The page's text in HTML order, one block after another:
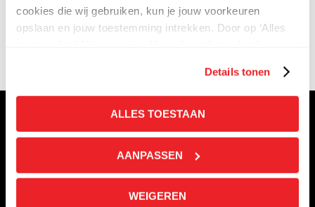
cookies die wij gebruiken, kun je jouw voorkeuren
opslaan en jouw toestemming intrekken. Door op ‘Alles
Details tonen
ALLES TOESTAAN
AANPASSEN
WEIGEREN
Singel 432
1017 AV Amsterdam